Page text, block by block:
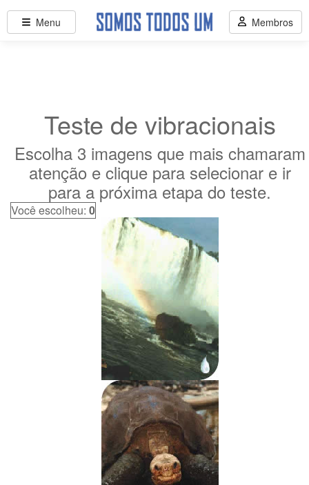
Teste de vibracionais
Escolha 3 imagens que mais chamaram
atenção e clique para selecionar e ir
para a próxima etapa do teste.
Você escolheu: 0
Menu Membros